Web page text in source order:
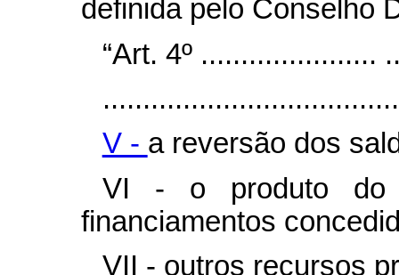
definida pelo Conselho
“Art. 4º ......................
V - a reversão dos
VI - o produto do
financiamentos
VII - outros recursos